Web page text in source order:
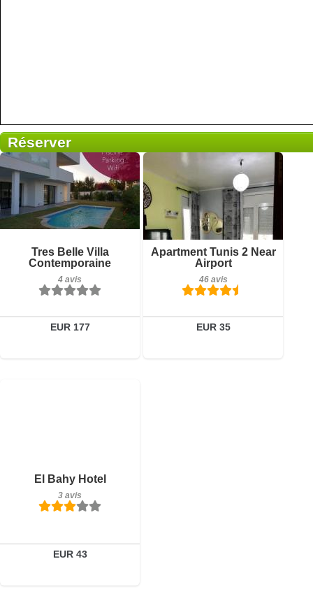
Réserver
Tres Belle Villa
Contemporaine
4 avis
EUR 177
4 avis
Détails
Réserver
Apartment Tunis 2 Near
Airport
46 avis
EUR 35
46 avis
Détails
Réserver
El Bahy Hotel
3 avis
EUR 43